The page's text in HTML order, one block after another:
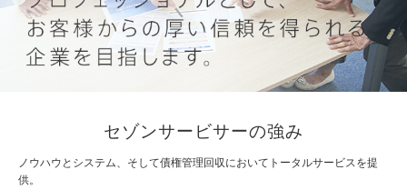
セゾンサービサーの強み
ノウハウとシステム、そして債権管理回収においてトータルサービスを提
供。